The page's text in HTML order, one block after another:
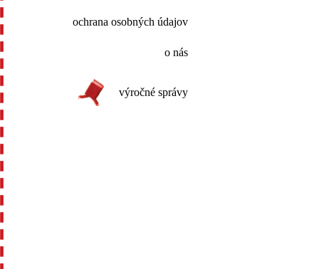
ochrana osobných údajov
o nás
výročné správy